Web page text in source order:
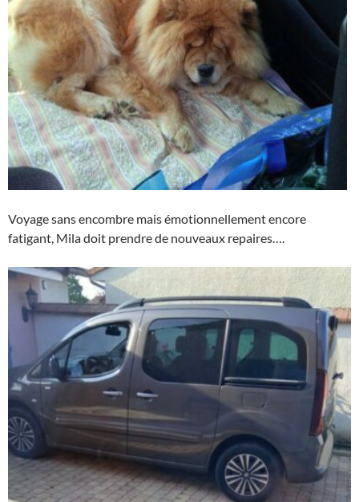
Voyage sans encombre mais émotionnellement encore
fatigant, Mila doit prendre de nouveaux repaires….